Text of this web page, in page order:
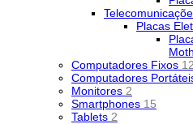
Placas
Computadores Fixos 12
Computadores
Monitores 2
Smartphones 15
Tablets 2